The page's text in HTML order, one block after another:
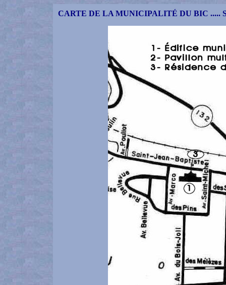
CARTE DE LA MUNICIPALITÉ DU BIC .....